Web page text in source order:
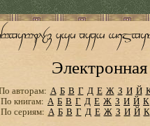
авторам: А Б В Г Д Е Ж З И Й
По книгам: А Б В Г Д Е Ж З И Й К
По сериям: А Б В Г Д Е Ж З И Й К